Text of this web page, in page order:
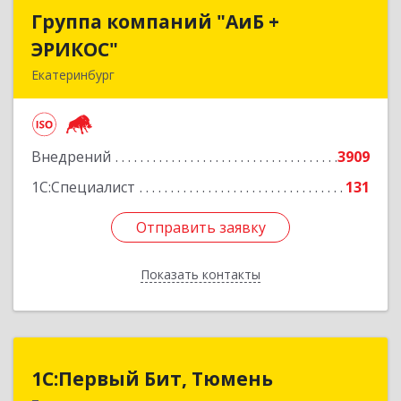
Группа компаний "АиБ +
ЭРИКОС"
Екатеринбург
Внедрений
3909
1С:Специалист
131
Отправить заявку
Показать контакты
Группа компаний "АиБ +
Подробнее
Отправить заявку
Назад
1С:Первый Бит, Тюмень
1С:Первый Бит, Тюмень